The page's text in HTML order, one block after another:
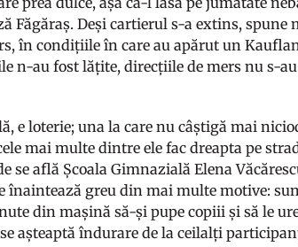
Făgăraș. Deși cartierul s-a extins, spune
în condițiile în care au apărut un
n-au fost lățite, direcțiile de mers nu s-
e loterie; una la care nu câștigă mai
mai multe dintre ele fac dreapta pe
se află Școala Gimnazială Elena
înaintează greu din mai multe motive:
din mașină să-și pupe copiii și să le
așteaptă îndurare de la ceilalți